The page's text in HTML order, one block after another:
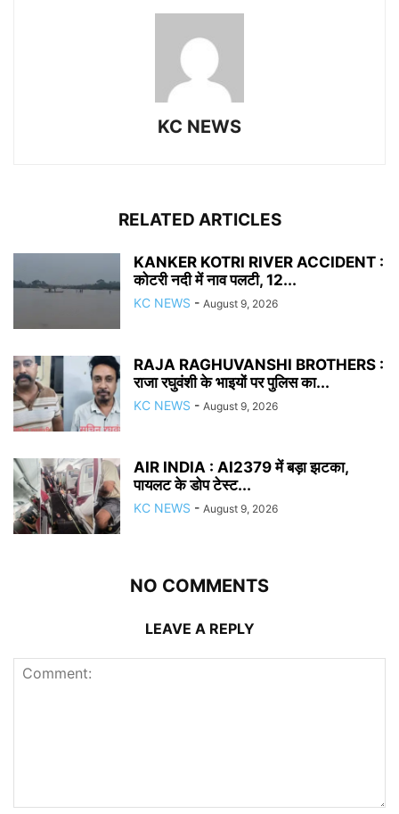
KC NEWS
RELATED ARTICLES
KANKER KOTRI RIVER ACCIDENT :
कोटरी नदी में नाव पलटी, 12...
KC NEWS - August 9, 2026
RAJA RAGHUVANSHI BROTHERS :
राजा रघुवंशी के भाइयों पर पुलिस का...
KC NEWS - August 9, 2026
AIR INDIA : AI2379 में बड़ा झटका,
पायलट के डोप टेस्ट...
KC NEWS - August 9, 2026
NO COMMENTS
LEAVE A REPLY